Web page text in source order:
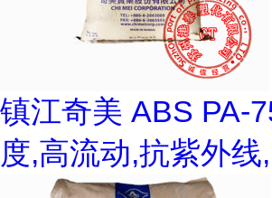
镇江奇美 ABS PA-
度,高流动,抗紫外线